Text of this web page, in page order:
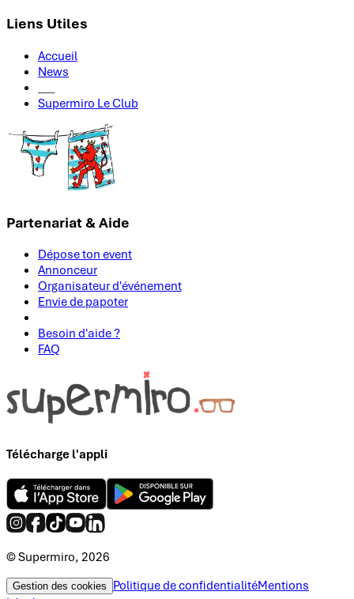
Liens Utiles
Accueil
News
Supermiro Le Club
Partenariat & Aide
Dépose ton event
Annonceur
Organisateur d'événement
Envie de papoter
Besoin d'aide ?
FAQ
Télécharge l'appli
© Supermiro, 2026
Gestion des cookies Politique de confidentialitéMentions